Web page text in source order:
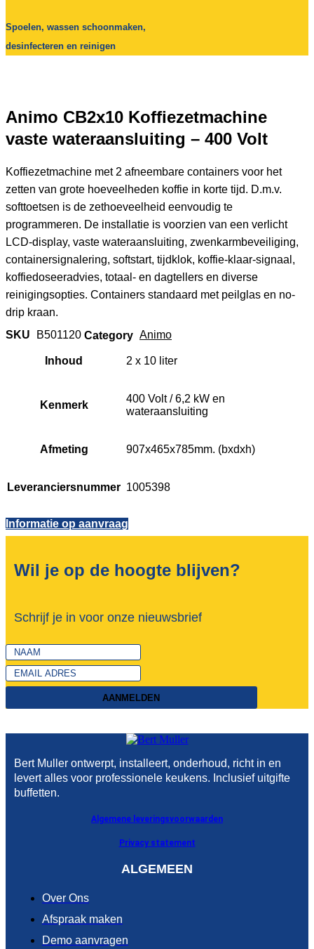
Spoelen, wassen schoonmaken,
desinfecteren en reinigen
Animo CB2x10 Koffiezetmachine
vaste wateraansluiting – 400 Volt
Koffiezetmachine met 2 afneembare containers voor het
zetten van grote hoeveelheden koffie in korte tijd. D.m.v.
softtoetsen is de zethoeveelheid eenvoudig te
programmeren. De installatie is voorzien van een verlicht
LCD-display, vaste wateraansluiting, zwenkarmbeveiliging,
containersignalering, softstart, tijdklok, koffie-klaar-signaal,
koffiedoseeradvies, totaal- en dagtellers en diverse
reinigingsopties. Containers standaard met peilglas en no-
drip kraan.
SKU
B501120 Category Animo
Inhoud 2 x 10 liter
Kenmerk
400 Volt / 6,2 kW en
wateraansluiting
Afmeting 907x465x785mm. (bxdxh)
Leveranciersnummer 1005398
Informatie op aanvraag
Wil je op de hoogte blijven?
Schrijf je in voor onze nieuwsbrief
AANMELDEN
Bert Muller ontwerpt, installeert, onderhoud, richt in en
levert alles voor professionele keukens. Inclusief uitgifte
buffetten.
Algemene leveringsvoorwaarden
Privacy statement
ALGEMEEN
Over Ons
Afspraak maken
Demo aanvragen